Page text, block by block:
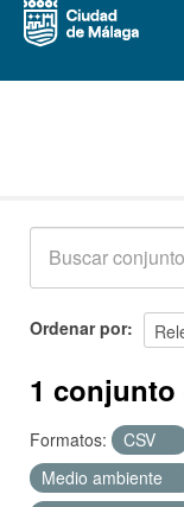
Acerca de
Ordenar por
1
Formatos: CSV
Medio ambiente